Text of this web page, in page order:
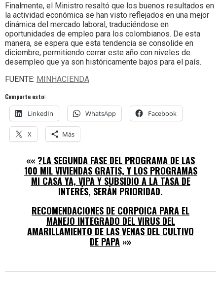
Finalmente, el Ministro resaltó que los buenos resultados en
la actividad económica se han visto reflejados en una mejor
dinámica del mercado laboral, traduciéndose en
oportunidades de empleo para los colombianos. De esta
manera, se espera que esta tendencia se consolide en
diciembre, permitiendo cerrar este año con niveles de
desempleo que ya son históricamente bajos para el país.
FUENTE: MINHACIENDA
Comparte esto:
LinkedIn WhatsApp Facebook
X Más
«« ?LA SEGUNDA FASE DEL PROGRAMA DE LAS
100 MIL VIVIENDAS GRATIS, Y LOS PROGRAMAS
MI CASA YA, VIPA Y SUBSIDIO A LA TASA DE
INTERÉS, SERÁN PRIORIDAD.
RECOMENDACIONES DE CORPOICA PARA EL
MANEJO INTEGRADO DEL VIRUS DEL
AMARILLAMIENTO DE LAS VENAS DEL CULTIVO
DE PAPA »»